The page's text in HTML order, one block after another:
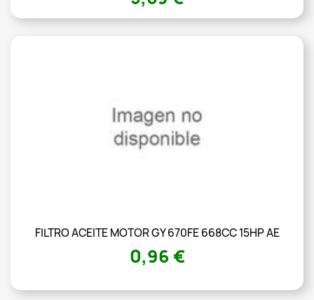
FILTRO ACEITE MOTOR GY 670FE 668CC 15HP AE
0,96 €